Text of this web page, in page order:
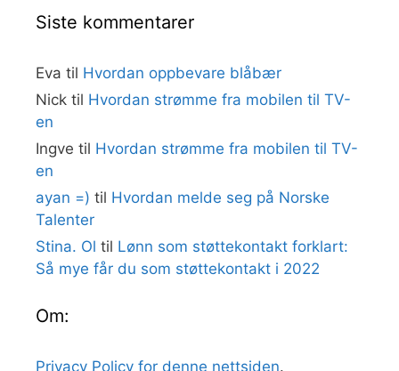
Siste kommentarer
Eva til Hvordan oppbevare blåbær
Nick til Hvordan strømme fra mobilen til TV-
en
Ingve til Hvordan strømme fra mobilen til TV-
en
ayan =) til Hvordan melde seg på Norske
Talenter
Stina. Ol til Lønn som støttekontakt forklart:
Så mye får du som støttekontakt i 2022
Om:
Privacy Policy for denne nettsiden.